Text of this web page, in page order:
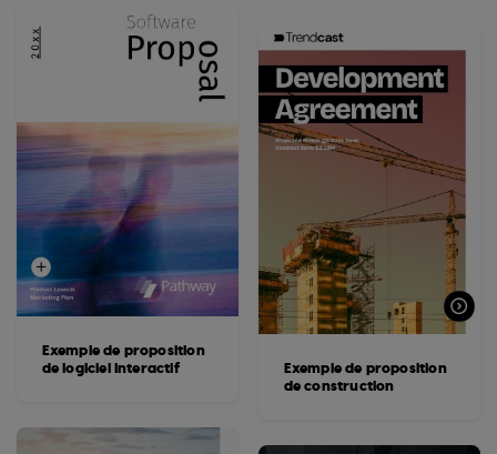
Exemple de proposition
de logiciel interactif
Exemple de proposition
de construction